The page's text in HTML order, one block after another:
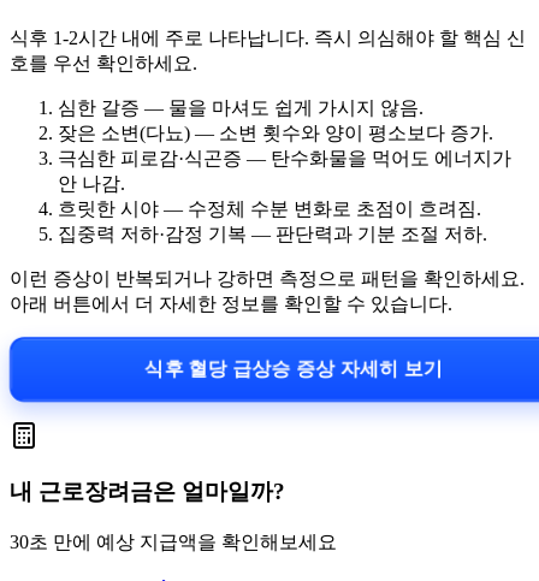
식후 1-2시간 내에 주로 나타납니다. 즉시 의심해야 할 핵심 신
호를 우선 확인하세요.
심한 갈증 — 물을 마셔도 쉽게 가시지 않음.
잦은 소변(다뇨) — 소변 횟수와 양이 평소보다 증가.
극심한 피로감·식곤증 — 탄수화물을 먹어도 에너지가
안 나감.
흐릿한 시야 — 수정체 수분 변화로 초점이 흐려짐.
집중력 저하·감정 기복 — 판단력과 기분 조절 저하.
이런 증상이 반복되거나 강하면 측정으로 패턴을 확인하세요.
아래 버튼에서 더 자세한 정보를 확인할 수 있습니다.
식후 혈당 급상승 증상 자세히 보기
내 근로장려금은 얼마일까?
30초 만에 예상 지급액을 확인해보세요